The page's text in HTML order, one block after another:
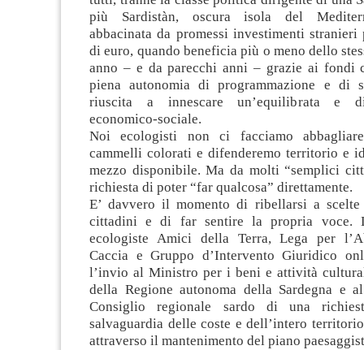
più Sardistàn, oscura isola del
abbacinata da promessi investimenti
di euro, quando beneficia più o meno dello
anno – e da parecchi anni – grazie ai fondi
piena autonomia di programmazione e di
riuscita a innescare un’equilibrata e
economico-sociale.
Noi ecologisti non ci facciamo
cammelli colorati e difenderemo territorio e
mezzo disponibile. Ma da molti “semplici
richiesta di poter “far qualcosa” direttamente.
E’ davvero il momento di ribellarsi a
cittadini e di far sentire la propria voce.
ecologiste Amici della Terra, Lega per
Caccia e Gruppo d’Intervento Giuridico
l’invio al Ministro per i beni e attività
della Regione autonoma della Sardegna e
Consiglio regionale sardo di una
salvaguardia delle coste e dell’intero
attraverso il mantenimento del piano